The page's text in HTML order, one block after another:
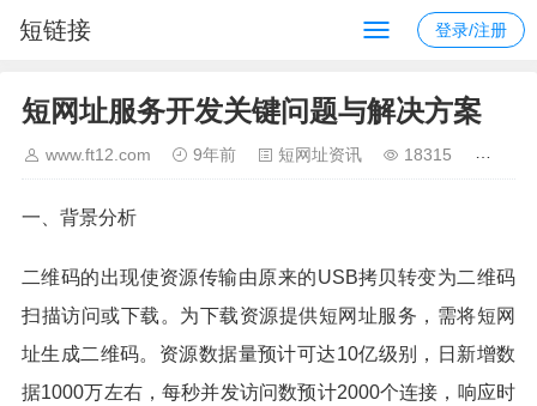
短链接 登录/注册
短网址服务开发关键问题与解决方案
www.ft12.com 9年前 短网址资讯 18315
一、背景分析
二维码的出现使资源传输由原来的USB拷贝转变为二维码
扫描访问或下载。为下载资源提供短网址服务，需将短网
址生成二维码。资源数据量预计可达10亿级别，日新增数
据1000万左右，每秒并发访问数预计2000个连接，响应时